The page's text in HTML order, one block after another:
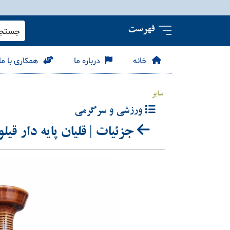
فهرست
خانه درباره ما همکاری با
سایر
ورزشی و سرگرمی
جزئیات | قلیان پایه دار